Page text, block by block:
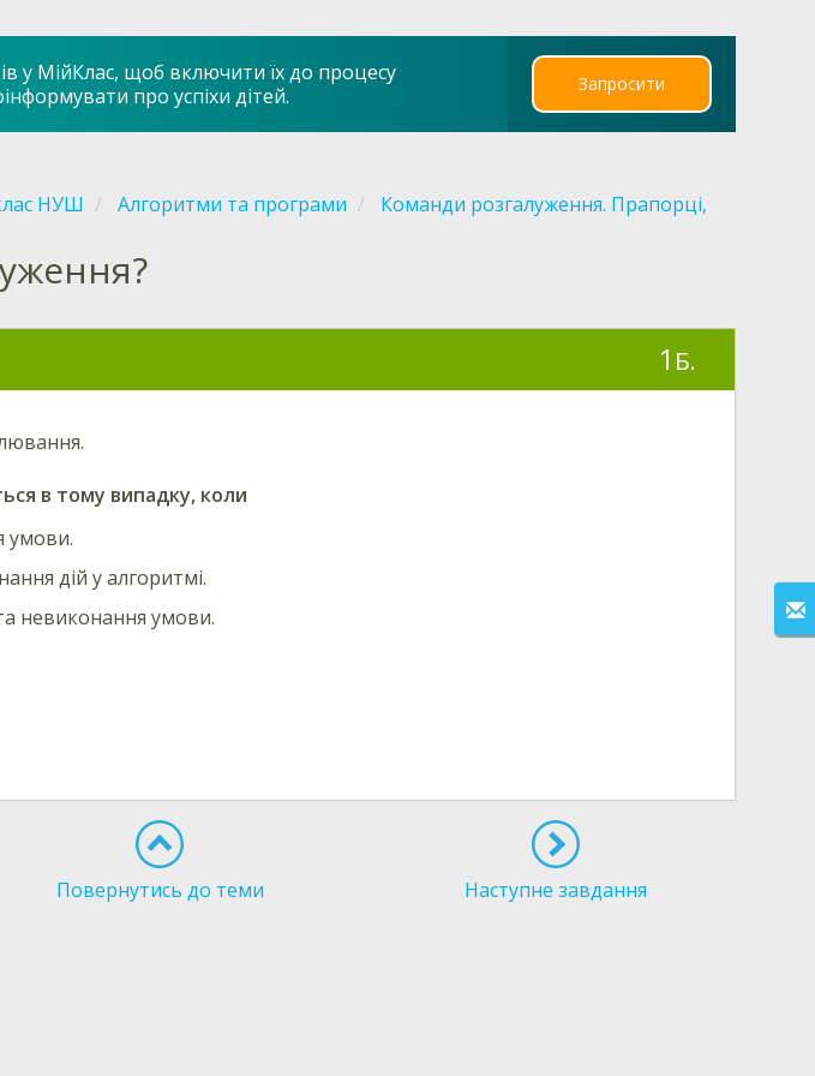
у МійКлас, щоб включити їх до процесу
про успіхи дітей.
Запросити
НУШ Алгоритми та програми
Команди розгалуження. Прапорці,
1 Б.
в тому випадку, коли
умови.
дій у алгоритмі.
та невиконання умови.
Повернутись до теми Наступне завдання